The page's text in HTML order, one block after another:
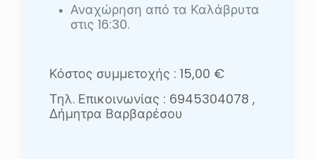
Αναχώρηση από τα Καλάβρυτα
στις 16:30.
Κόστος συμμετοχής : 15,00 €
Τηλ. Επικοινωνίας : 6945304078 ,
Δήμητρα Βαρβαρέσου